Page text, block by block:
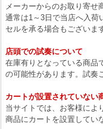
メーカーからのお取り寄せ
通常は1～3日で当店へ入荷
セルを承る場合もございま
店頭での試奏について
在庫有りとなっている商品
の可能性があります。試奏
カートが設置されていない
当サイトでは、お客様によ
商品にカートを設置してい